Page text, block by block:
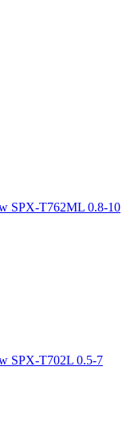
SPX-T762ML 0.8-10
SPX-T702L 0.5-7